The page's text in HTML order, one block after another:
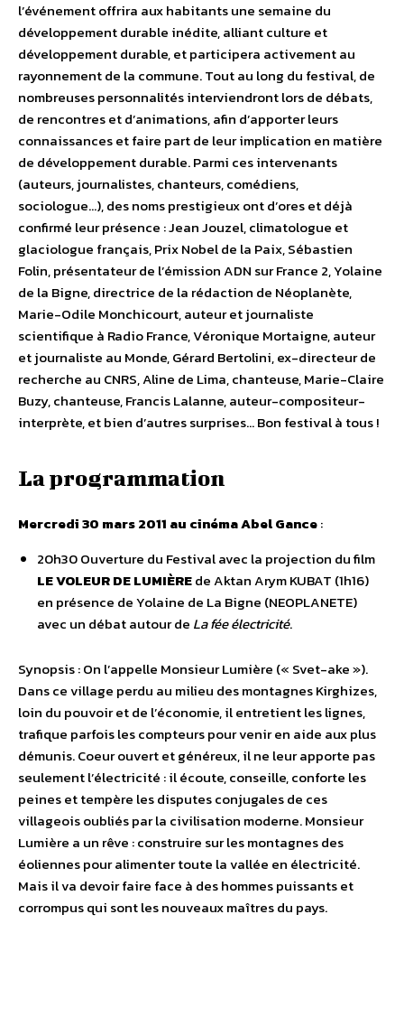
l’événement offrira aux habitants une semaine du
développement durable inédite, alliant culture et
développement durable, et participera activement au
rayonnement de la commune. Tout au long du festival, de
nombreuses personnalités interviendront lors de débats,
de rencontres et d’animations, afin d’apporter leurs
connaissances et faire part de leur implication en matière
de développement durable. Parmi ces intervenants
(auteurs, journalistes, chanteurs, comédiens,
sociologue…), des noms prestigieux ont d’ores et déjà
confirmé leur présence : Jean Jouzel, climatologue et
glaciologue français, Prix Nobel de la Paix, Sébastien
Folin, présentateur de l’émission ADN sur France 2, Yolaine
de la Bigne, directrice de la rédaction de Néoplanète,
Marie-Odile Monchicourt, auteur et journaliste
scientifique à Radio France, Véronique Mortaigne, auteur
et journaliste au Monde, Gérard Bertolini, ex-directeur de
recherche au CNRS, Aline de Lima, chanteuse, Marie-Claire
Buzy, chanteuse, Francis Lalanne, auteur-compositeur-
interprète, et bien d’autres surprises… Bon festival à tous !
La programmation
Mercredi 30 mars 2011 au cinéma Abel Gance:
20h30 Ouverture du Festival avec la projection du film
LE VOLEUR DE LUMIÈREde Aktan Arym KUBAT (1h16)
en présence de Yolaine de La Bigne (NEOPLANETE)
avec un débat autour de La fée électricité.
Synopsis : On l’appelle Monsieur Lumière (« Svet-ake »).
Dans ce village perdu au milieu des montagnes Kirghizes,
loin du pouvoir et de l’économie, il entretient les lignes,
trafique parfois les compteurs pour venir en aide aux plus
démunis. Coeur ouvert et généreux, il ne leur apporte pas
seulement l’électricité : il écoute, conseille, conforte les
peines et tempère les disputes conjugales de ces
villageois oubliés par la civilisation moderne. Monsieur
Lumière a un rêve : construire sur les montagnes des
éoliennes pour alimenter toute la vallée en électricité.
Mais il va devoir faire face à des hommes puissants et
corrompus qui sont les nouveaux maîtres du pays.